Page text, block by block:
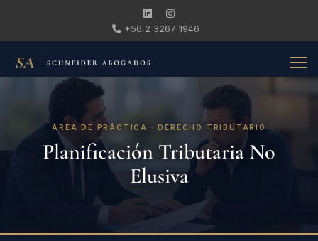
+56 2 3267 1946
ÁREA DE PRÁCTICA · DERECHO TRIBUTARIO
Planificación Tributaria No
Elusiva